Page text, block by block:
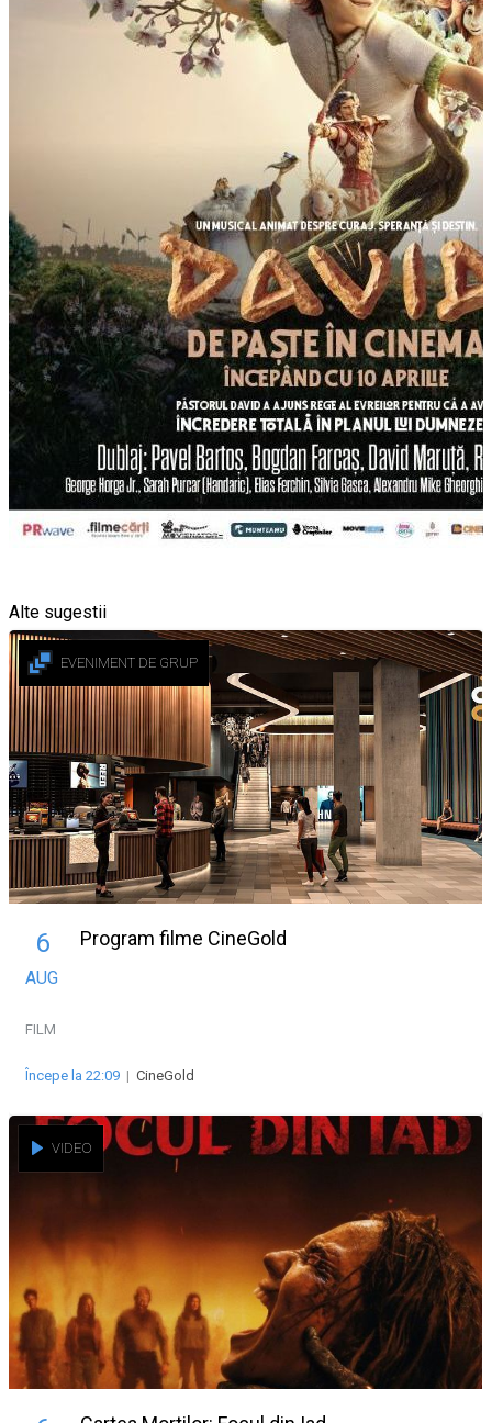
Alte sugestii
EVENIMENT DE GRUP
6
AUG
Program filme CineGold
FILM
Începe la 22:09 | CineGold
VIDEO